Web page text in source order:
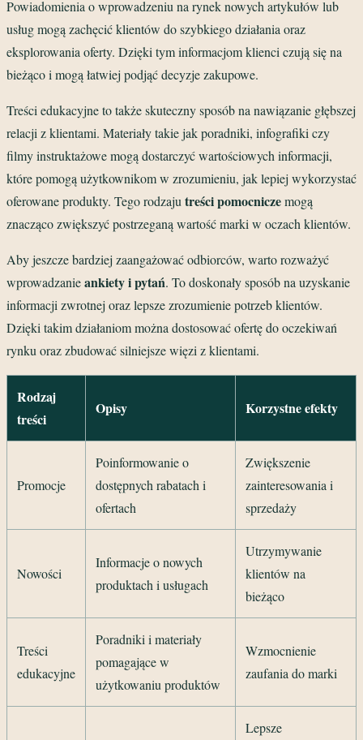
Powiadomienia o wprowadzeniu na rynek nowych artykułów lub
usług mogą zachęcić klientów do szybkiego działania oraz
eksplorowania oferty. Dzięki tym informacjom klienci czują się na
bieżąco i mogą łatwiej podjąć decyzje zakupowe.
Treści edukacyjne to także skuteczny sposób na nawiązanie głębszej
relacji z klientami. Materiały takie jak poradniki, infografiki czy
filmy instruktażowe mogą dostarczyć wartościowych informacji,
które pomogą użytkownikom w zrozumieniu, jak lepiej wykorzystać
oferowane produkty. Tego rodzaju treści pomocniczemogą
znacząco zwiększyć postrzeganą wartość marki w oczach klientów.
Aby jeszcze bardziej zaangażować odbiorców, warto rozważyć
wprowadzanieankiety i pytań. To doskonały sposób na uzyskanie
informacji zwrotnej oraz lepsze zrozumienie potrzeb klientów.
Dzięki takim działaniom można dostosować ofertę do oczekiwań
rynku oraz zbudować silniejsze więzi z klientami.
Rodzaj
treści
Opisy Korzystne efekty
Promocje
Poinformowanie o
dostępnych rabatach i
ofertach
Zwiększenie
zainteresowania i
sprzedaży
Nowości
Informacje o nowych
produktach i usługach
Utrzymywanie
klientów na
bieżąco
Treści
edukacyjne
Poradniki i materiały
pomagające w
użytkowaniu produktów
Wzmocnienie
zaufania do marki
Lepsze